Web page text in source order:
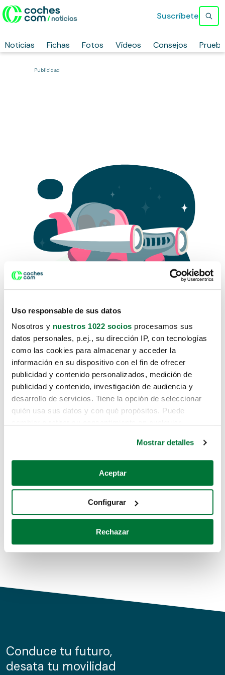
Uso responsable de sus datos
Nosotros y nuestros 1022 socios procesamos sus
datos personales, p.ej., su dirección IP, con tecnologías
como las cookies para almacenar y acceder la
información en su dispositivo con el fin de ofrecer
publicidad y contenido personalizados, medición de
publicidad y contenido, investigación de audiencia y
desarrollo de servicios. Tiene la opción de seleccionar
quién usa sus datos y con qué propósitos. Puede
Si lo permite, también quisiéramos:
Recopilar información sobre su ubicación geográfica
Identificar su dispositivo analizándolo activamente
para buscar características específicas (huellas
Obtenga más información sobre cómo se procesan sus
de cookies.
información sobre el uso que haga del sitio web con
nuestros partners de redes sociales, publicidad y análisis
Mostrar detalles
Aceptar
Configurar
Rechazar
Noticias Fichas Fotos Vídeos Consejos
Suscríbete
Publicidad
Lo sentimos, no sabemos como
te hemos traido hasta aquí.
Pero puedes encontrar el coche que estás
buscando en alguno de estos enlaces:
Coches de segunda mano
Coches de km0
Conduce tu futuro,
desata tu movilidad